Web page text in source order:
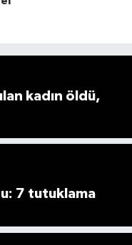
kadın öldü,
7 tutuklama